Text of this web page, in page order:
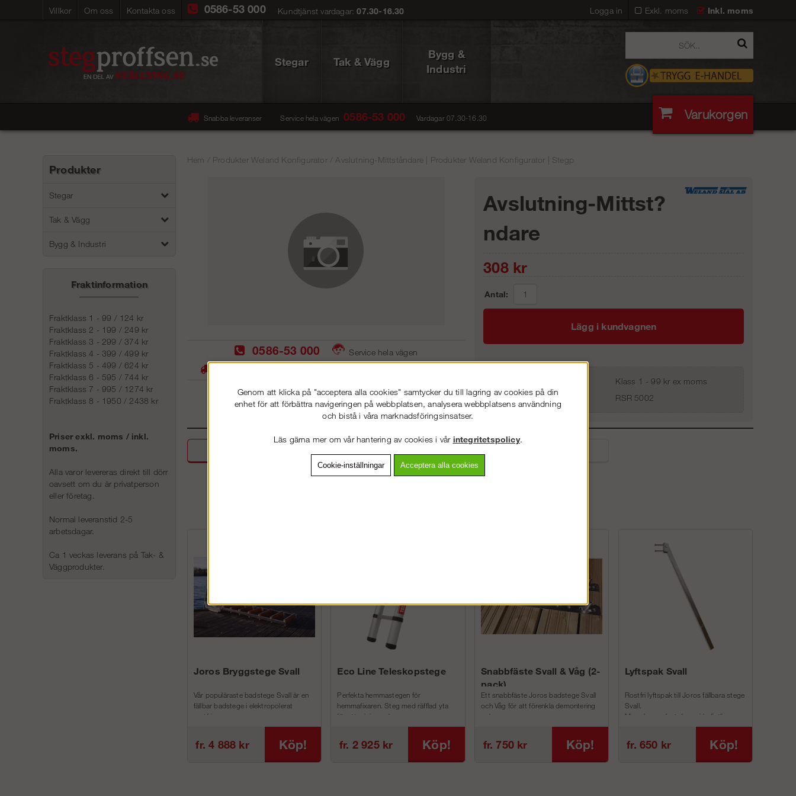
Villkor Om oss Kontakta oss Exkl. moms Inkl. moms
0586-53 000 Kundtjänst vardagar:07.30-16.30 Logga in
Stegar Tak & Vägg
Bygg &
Industri
Snabba leveranser Service hela vägen 0586-53 000 Vardagar 07.30-16.30 Varukorgen
Produkter
Stegar
Tak & Vägg
Bygg & Industri
Fraktinformation
Fraktklass 1 - 99 / 124 kr
Fraktklass 2 - 199 / 249 kr
Fraktklass 3 - 299 / 374 kr
Fraktklass 4 - 399 / 499 kr
Fraktklass 5 - 499 / 624 kr
Fraktklass 6 - 595 / 744 kr
Fraktklass 7 - 995 / 1274 kr
Fraktklass 8 - 1950 / 2438 kr
Priser exkl. moms / inkl.
moms.
Alla varor levereras direkt till dörr
oavsett om du är privatperson
eller företag.
Normal leveranstid 2-5
arbetsdagar.
Ca 1 veckas leverans på Tak- &
Väggprodukter.
Hem Produkter Weland Konfigurator/ Avslutning-Mittståndare | Produkter Weland Konfigurator | Stegp
0586-53 000
Service hela vägen
Avslutning-Mittst?
ndare
308kr
Antal:
Lägg i kundvagnen
Klass 1 - 99 kr ex moms
Artnr:
RSR 5002
Detaljerad info
Joros Bryggstege Svall
Vår populäraste badstege Svall är en
fällbar badstege i elektropolerat
rostfri...
fr. 4 888 kr Köp!
Eco Line Teleskopstege
Perfekta hemmastegen för
hemmafixaren. Steg med räfflad yta
för att minimera h...
fr. 2 925 kr Köp!
Snabbfäste Svall & Våg (2-
pack)
Ett snabbfäste Joros badstege Svall
och Våg för att förenkla demontering
och m...
fr. 750 kr Köp!
Lyftspak Svall
Rostfri lyftspak till Joros fällbara stege
Svall.
Man skruvar fast denna i befintliga
fr. 650 kr Köp!
Genom att klicka på "acceptera alla cookies" samtycker du till lagring av cookies på din
enhet för att förbättra navigeringen på webbplatsen, analysera webbplatsens användning
och bistå i våra marknadsföringsinsatser.
Läs gärna mer om vår hantering av cookies i vår integritetspolicy.
Cookie-inställningar Acceptera alla cookies
VÄLKOMMEN TILL STEGPROFFSEN.SE